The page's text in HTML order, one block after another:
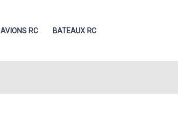
AVIONS RC BATEAUX RC